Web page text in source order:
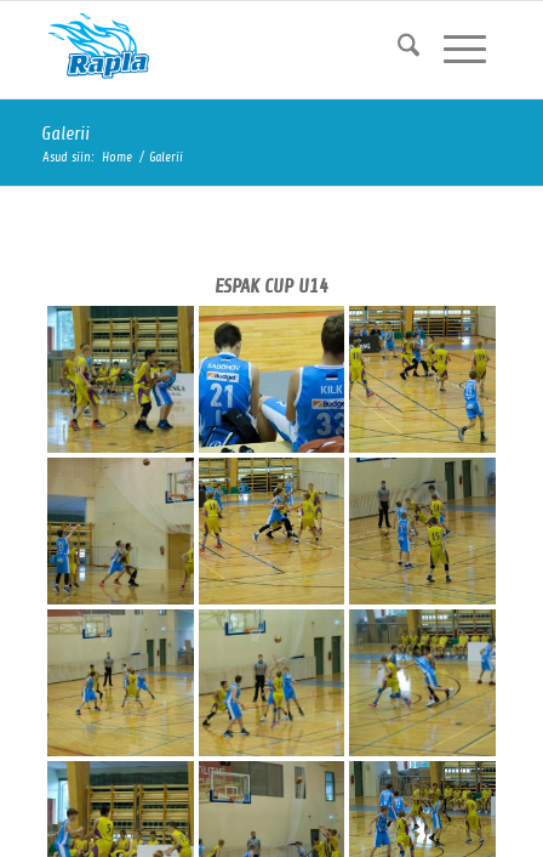
Galerii
Asud siin: Home / Galerii
ESPAK CUP U14